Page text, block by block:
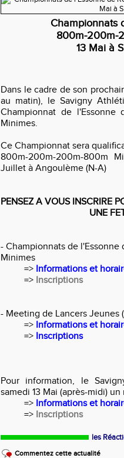
Championnats
800m-200m-
13 Mai à
Dans le cadre de son
au matin), le Savigny
Championnat de l'Essonne
Minimes.
Ce Championnat sera
800m-200m-200m-800m
Juillet à Angoulème (N-A)
PENSEZ A VOUS INSCRIRE
UNE
- Championnats de
Minimes
=> Informations et
=> Inscriptions
- Meeting de Lancers Jeunes
=> Informations et
=> Inscriptions
Pour information, le
samedi 13 Mai (après-midi)
=> Informations et
=> Inscriptions
les
Commentez cette actualité